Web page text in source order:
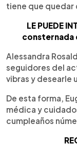
tiene que quedar
LE PUEDE
consternada
Alessandra
seguidores del
vibras y desearle
De esta forma,
médica y
cumpleaños